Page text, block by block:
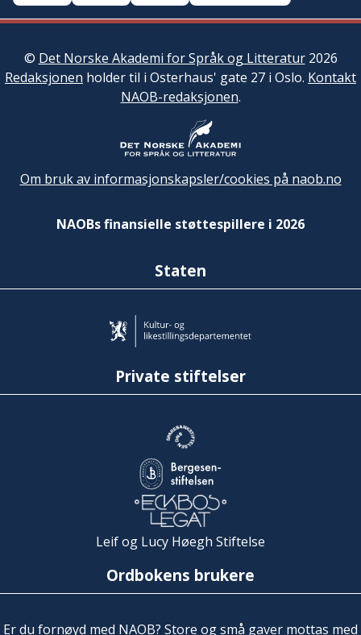
© Det Norske Akademi for Språk og Litteratur2026
Redaksjonen holder til i Osterhaus' gate 27 i Oslo. Kontakt
NAOB-redaksjonen.
Om bruk av informasjonskapsler/cookies på naob.no
NAOBs finansielle støttespillere i 2026
Staten
Private stiftelser
Leif og Lucy Høegh Stiftelse
Ordbokens brukere
Er du fornøyd med NAOB? Store og små gaver mottas med